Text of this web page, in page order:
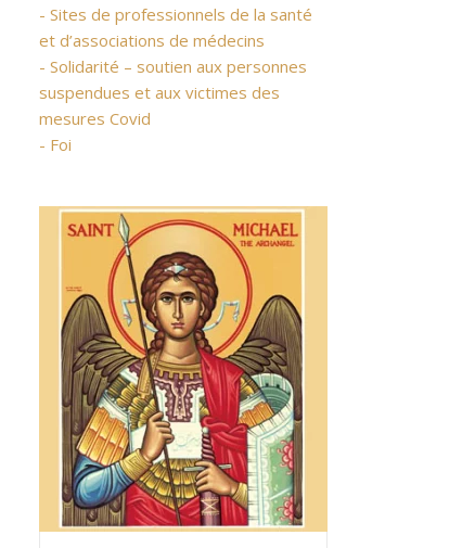
- Sites de professionnels de la santé
et d’associations de médecins
- Solidarité – soutien aux personnes
suspendues et aux victimes des
mesures Covid
- Foi